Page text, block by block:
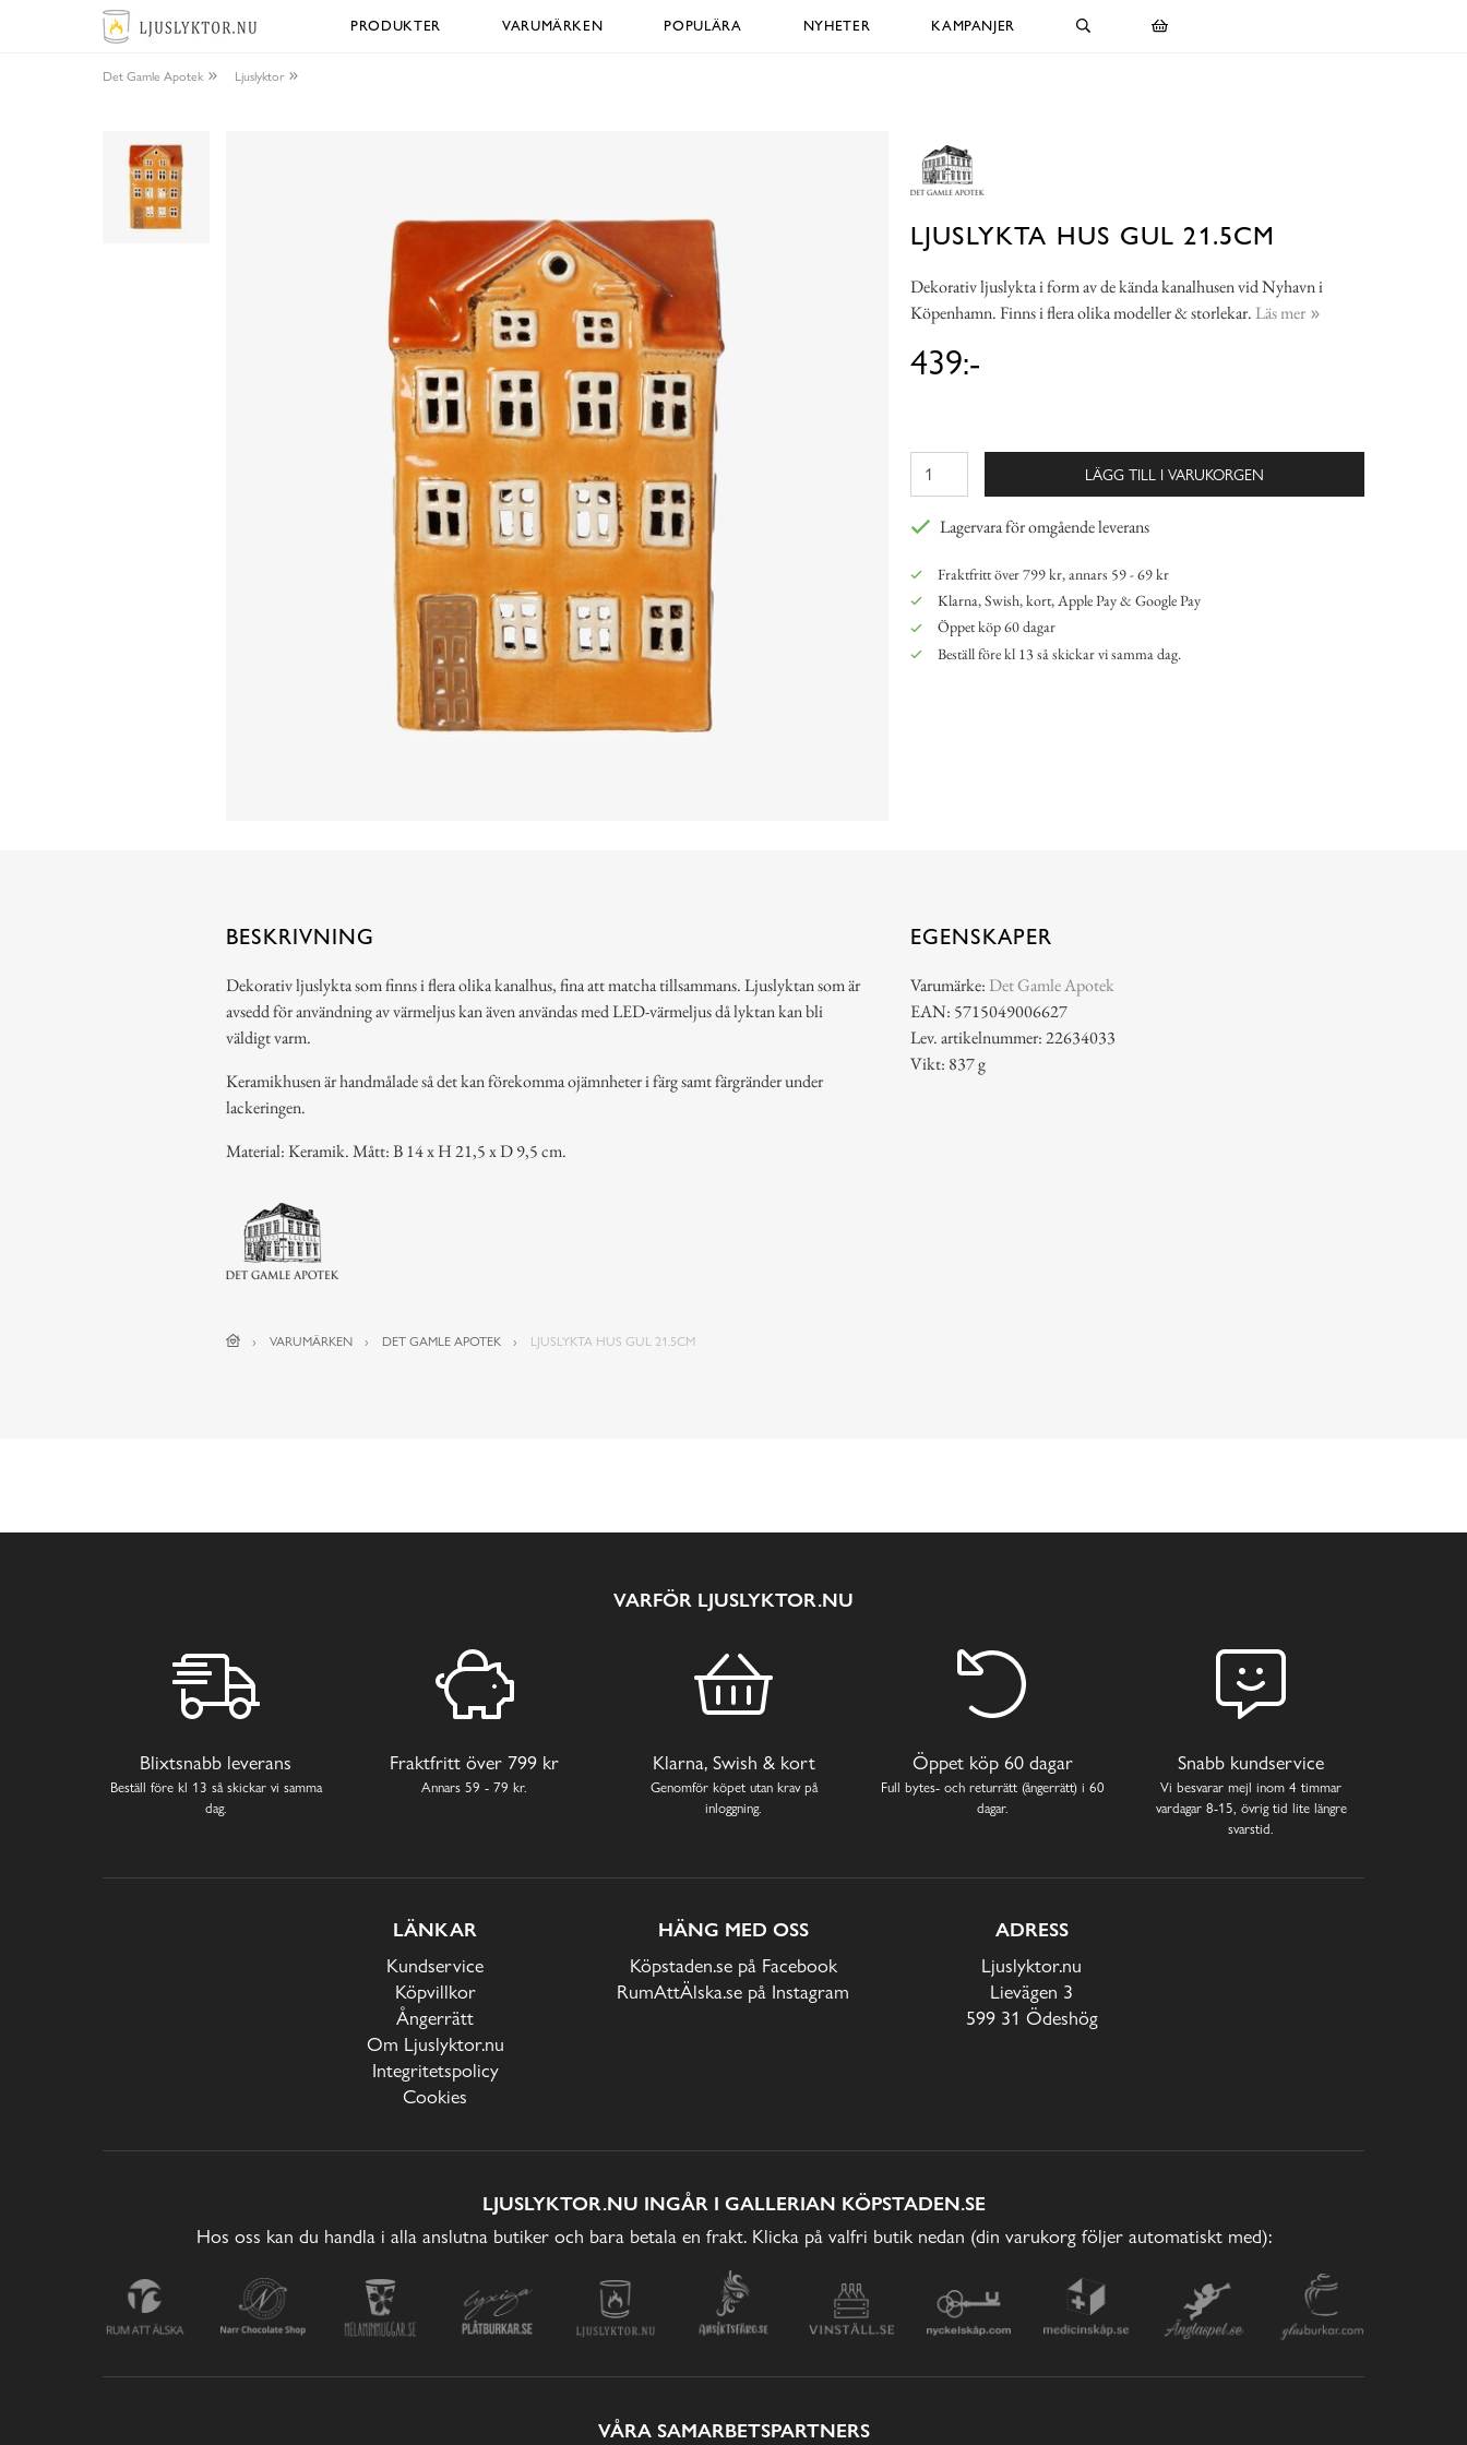
PRODUKTER VARUMÄRKEN POPULÄRA NYHETER KAMPANJER
Det Gamle Apotek Ljuslyktor
LJUSLYKTA HUS GUL 21.5CM
Dekorativ ljuslykta i form av de kända kanalhusen vid Nyhavn i
Köpenhamn. Finns i flera olika modeller & storlekar. Läs mer
439:-
LÄGG TILL I VARUKORGEN
Lagervara för omgående leverans
Fraktfritt över 799 kr, annars 59 - 69 kr
Klarna, Swish, kort, Apple Pay & Google Pay
Öppet köp 60 dagar
Beställ före kl 13 så skickar vi samma dag.
BESKRIVNING
Dekorativ ljuslykta som finns i flera olika kanalhus, fina att matcha tillsammans. Ljuslyktan som är
avsedd för användning av värmeljus kan även användas med LED-värmeljus då lyktan kan bli
väldigt varm.
Keramikhusen är handmålade så det kan förekomma ojämnheter i färg samt färgränder under
lackeringen.
Material: Keramik. Mått: B 14 x H 21,5 x D 9,5 cm.
EGENSKAPER
Varumärke: Det Gamle Apotek
EAN: 5715049006627
Lev. artikelnummer: 22634033
Vikt: 837 g
VARUMÄRKEN DET GAMLE APOTEK LJUSLYKTA HUS GUL 21.5CM
VARFÖR LJUSLYKTOR.NU
Blixtsnabb leverans
Beställ före kl 13 så skickar vi samma
dag.
Fraktfritt över 799 kr
Annars 59 - 79 kr.
Klarna, Swish & kort
Genomför köpet utan krav på
inloggning.
Öppet köp 60 dagar
Full bytes- och returrätt (ångerrätt) i 60
dagar.
Snabb kundservice
Vi besvarar mejl inom 4 timmar
vardagar 8-15, övrig tid lite längre
svarstid.
LÄNKAR
Kundservice
Köpvillkor
Ångerrätt
Om Ljuslyktor.nu
Integritetspolicy
Cookies
HÄNG MED OSS
Köpstaden.se på Facebook
RumAttÄlska.se på Instagram
ADRESS
Ljuslyktor.nu
Lievägen 3
599 31 Ödeshög
LJUSLYKTOR.NU INGÅR I GALLERIAN KÖPSTADEN.SE
Hos oss kan du handla i alla anslutna butiker och bara betala en frakt. Klicka på valfri butik nedan (din varukorg följer automatiskt med):
VÅRA SAMARBETSPARTNERS